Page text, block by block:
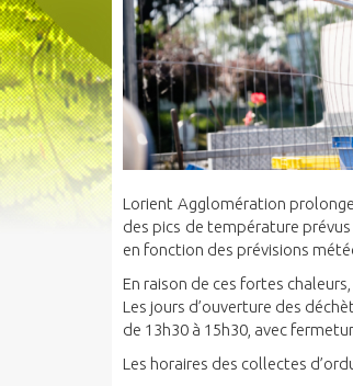
Lorient Agglomération
des pics de température
en fonction des prévisions
En raison de ces fortes
Les jours d’ouverture des
de 13h30 à 15h30, avec
Les horaires des collectes